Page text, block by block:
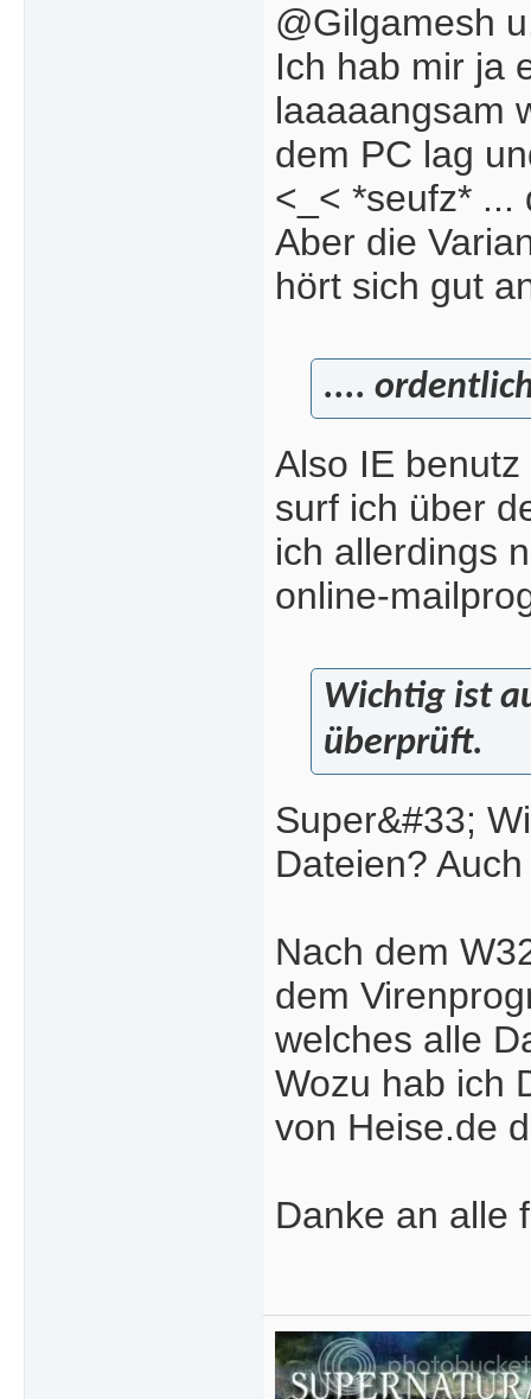
@Gilgamesh
Ich hab mir ja
laaaaangsam
dem PC lag
<_< *seufz* ...
Aber die
hört sich gut
....
Also IE
surf ich über
ich allerdings
online-
Wichtig ist
überprüft.
Super&#33;
Dateien?
Nach dem
dem
welches alle
Wozu hab ich
von Heise.de
Danke an alle